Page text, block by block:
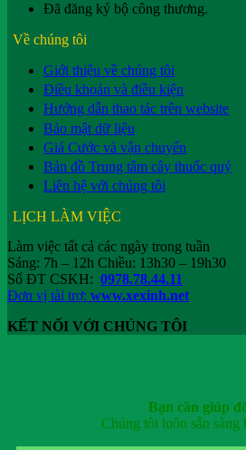
Đã đăng ký bộ công thương.
Về chúng tôi
Giới thiệu về chúng tôi
Điều khoản và điều kiện
Hướng dẫn thao tác trên website
Bảo mật dữ liệu
Giá Cước và vận chuyển
Bản đồ Trung tâm cây thuốc quý
Liên hệ với chúng tôi
LỊCH LÀM VIỆC
Làm việc tất cả các ngày trong tuần
Sáng: 7h – 12h Chiều: 13h30 – 19h30
Số ĐT CSKH: 0978.78.44.11
Đơn vị tài trợ: www.xexinh.net
KẾT NỐI VỚI CHÚNG TÔI
Bạn cần giúp
Chúng tôi luôn sẵn sàng